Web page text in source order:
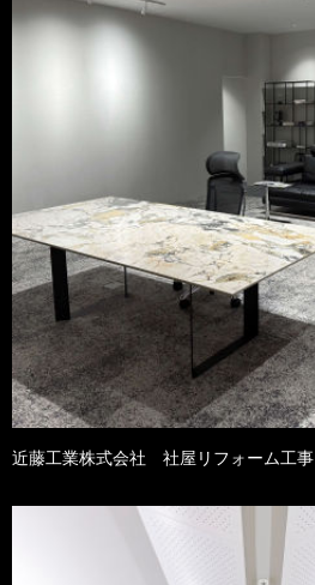
近藤工業株式会社 社屋リフォーム工事